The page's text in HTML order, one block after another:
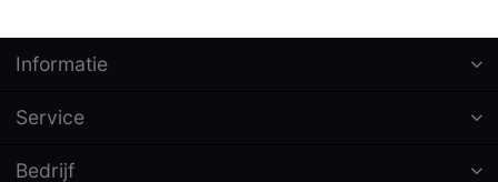
Informatie
Service
Bedrijf